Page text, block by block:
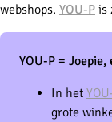
webshops. YOU-P is
YOU-P =
In het
grote